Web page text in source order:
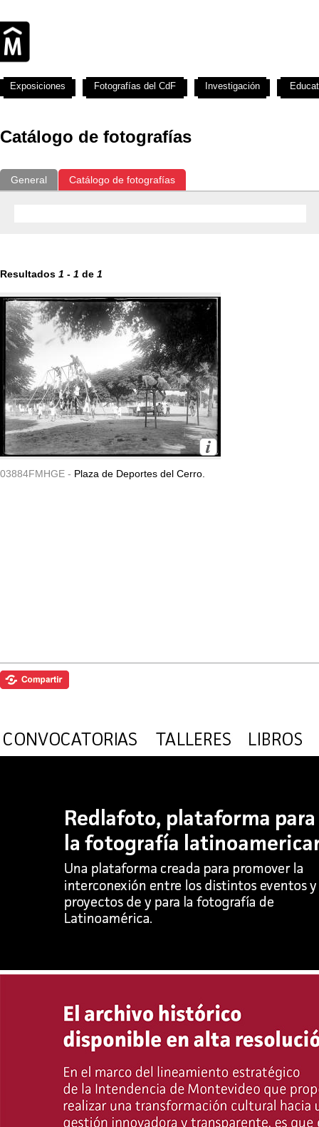
Catálogo de fotografías
General Catálogo de fotografías
Resultados 1 - 1 de 1
03884FMHGE - Plaza de Deportes del Cerro.
Exposiciones Fotografías del CdF Investigación